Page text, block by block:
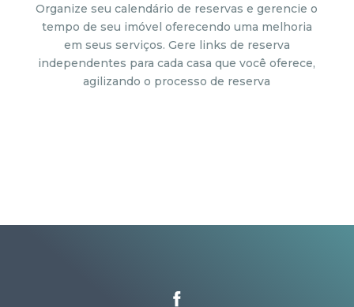
Organize seu calendário de reservas e gerencie o
tempo de seu imóvel oferecendo uma melhoria
em seus serviços. Gere links de reserva
independentes para cada casa que você oferece,
agilizando o processo de reserva